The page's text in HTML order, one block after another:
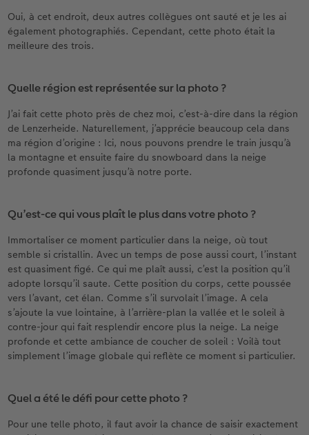
Oui, à cet endroit, deux autres collègues ont sauté et je les ai
également photographiés. Cependant, cette photo était la
meilleure des trois.
Quelle région est représentée sur la photo ?
J’ai fait cette photo près de chez moi, c’est-à-dire dans la région
de Lenzerheide. Naturellement, j’apprécie beaucoup cela dans
ma région d’origine : Ici, nous pouvons prendre le train jusqu’à
la montagne et ensuite faire du snowboard dans la neige
profonde quasiment jusqu’à notre porte.
Qu’est-ce qui vous plaît le plus dans votre photo ?
Immortaliser ce moment particulier dans la neige, où tout
semble si cristallin. Avec un temps de pose aussi court, l’instant
est quasiment figé. Ce qui me plaît aussi, c’est la position qu’il
adopte lorsqu’il saute. Cette position du corps, cette poussée
vers l’avant, cet élan. Comme s’il survolait l’image. A cela
s’ajoute la vue lointaine, à l’arrière-plan la vallée et le soleil à
contre-jour qui fait resplendir encore plus la neige. La neige
profonde et cette ambiance de coucher de soleil : Voilà tout
simplement l’image globale qui reflète ce moment si particulier.
Quel a été le défi pour cette photo ?
Pour une telle photo, il faut avoir la chance de saisir exactement